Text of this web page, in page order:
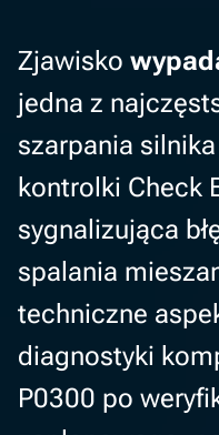
Zjawisko
jedna z
szarpania
kontrolki Check
sygnalizująca
spalania
techniczne
diagnostyki
P0300 po